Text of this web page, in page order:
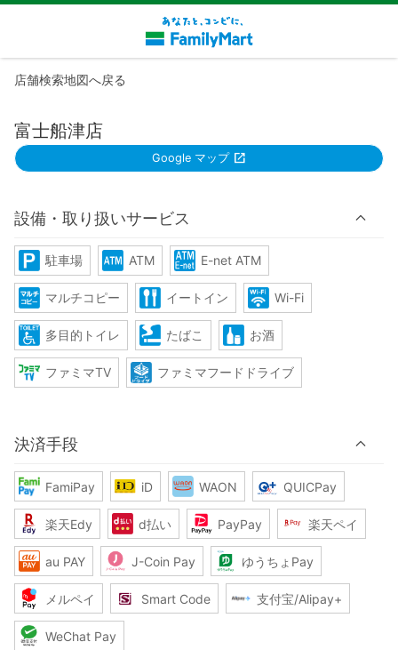
店舗検索地図へ戻る
富士船津店
Google マップ
設備・取り扱いサービス
駐車場 ATM E-net ATM
マルチコピー イートイン Wi-Fi
多目的トイレ たばこ お酒
ファミマTV ファミマフードドライブ
決済手段
FamiPay iD WAON QUICPay
楽天Edy d払い PayPay 楽天ペイ
au PAY J-Coin Pay ゆうちょPay
メルペイ Smart Code 支付宝/Alipay+
WeChat Pay